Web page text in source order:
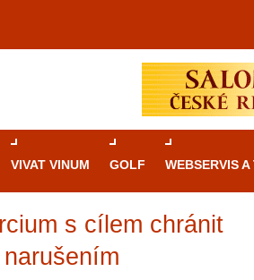
VIVAT VINUM GOLF WEBSERVIS
s cílem chránit
kasinovými hrami v Brně: Od
video automaty